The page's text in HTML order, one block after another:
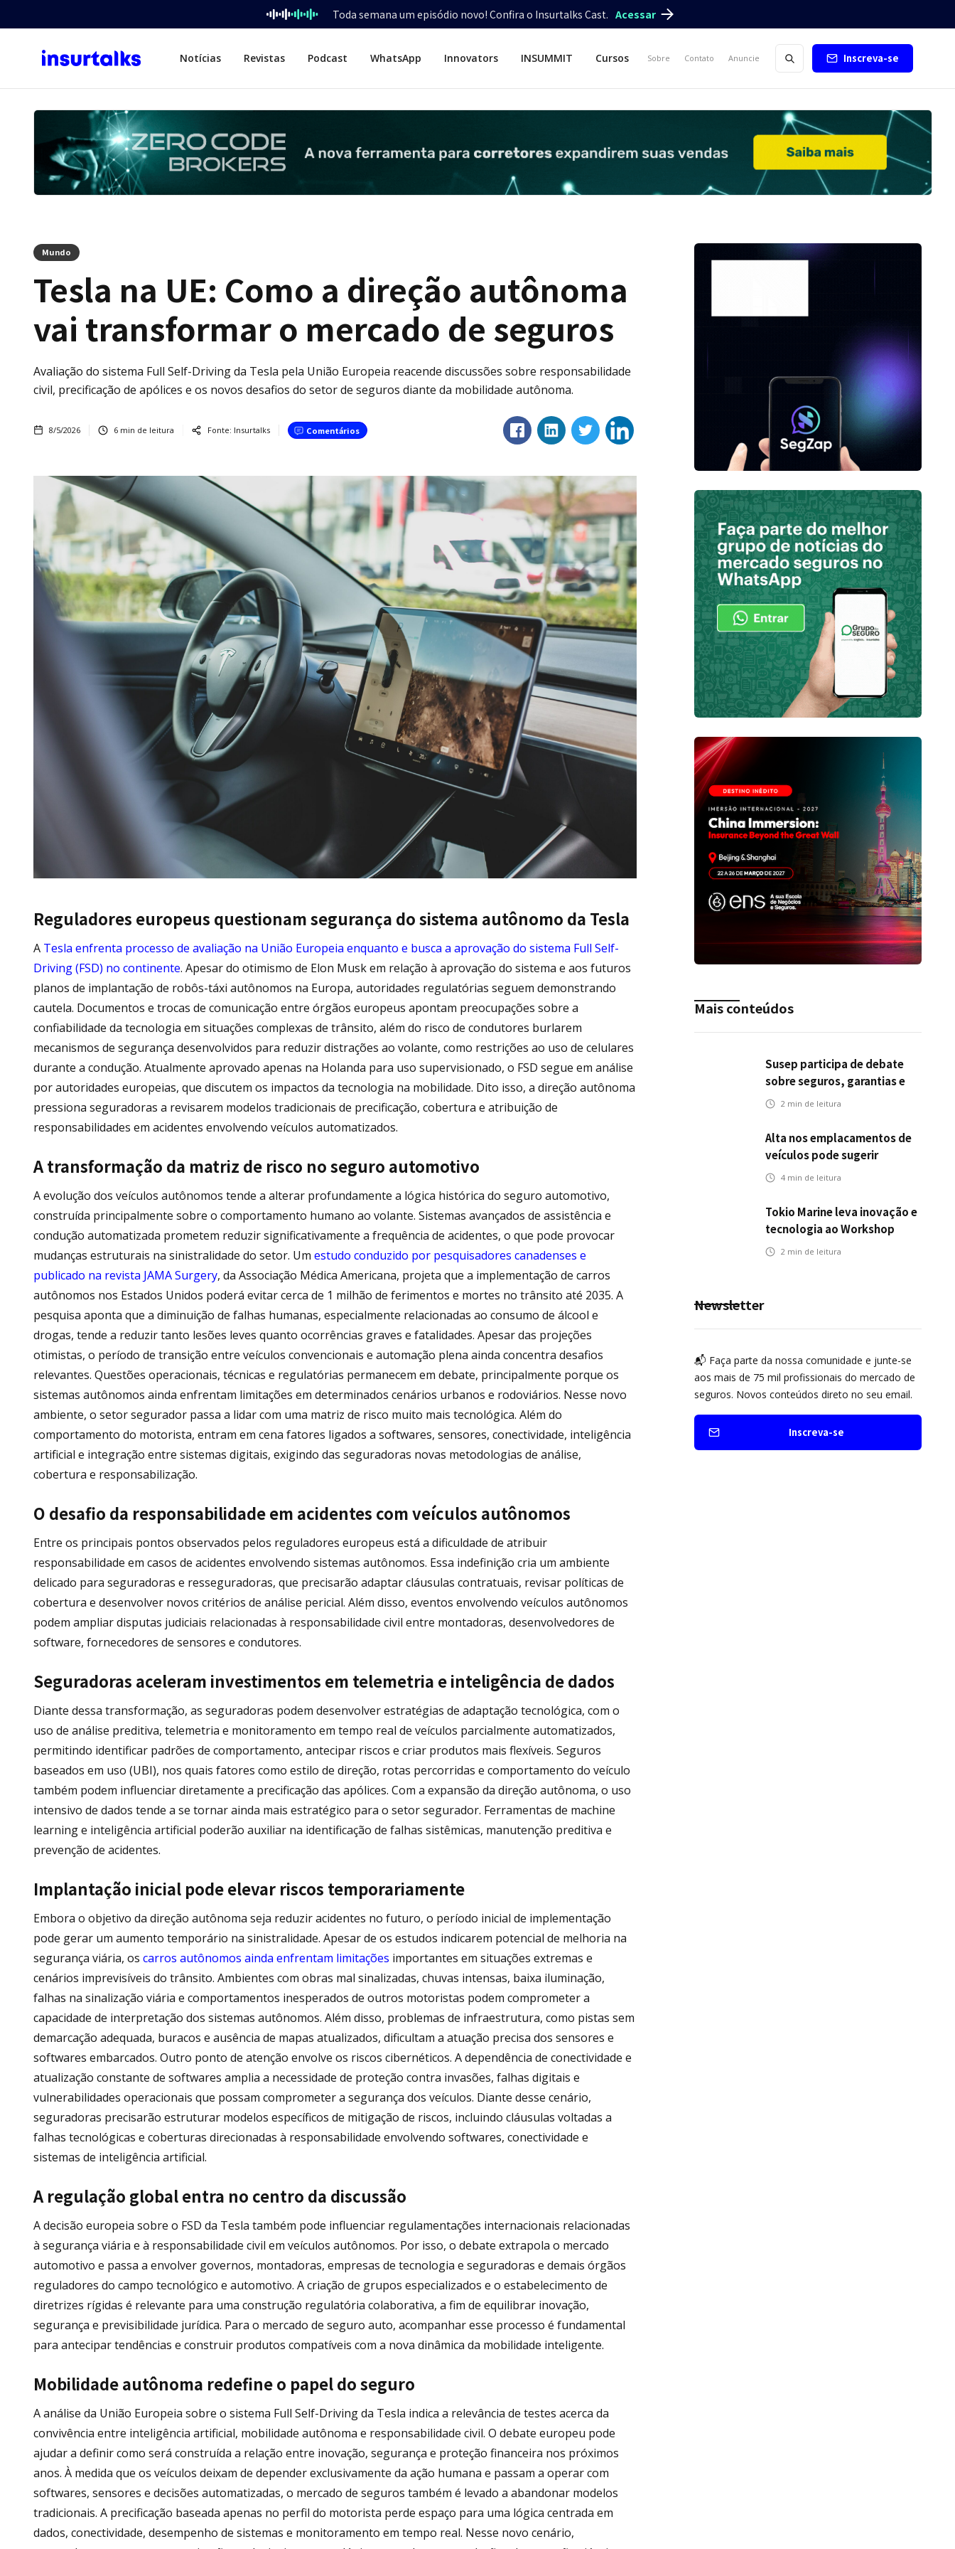
Toda semana um episódio novo! Confira o Insurtalks Cast. Acessar
Notícias Revistas Podcast WhatsApp Innovators INSUMMIT Cursos Sobre Contato Anuncie Inscreva-se
Mundo
Tesla na UE: Como a direção autônoma
vai transformar o mercado de seguros
Avaliação do sistema Full Self-Driving da Tesla pela União Europeia reacende discussões sobre responsabilidade
civil, precificação de apólices e os novos desafios do setor de seguros diante da mobilidade autônoma.
8/5/2026 6 min de leitura Fonte: Insurtalks Comentários
Reguladores europeus questionam segurança do sistema autônomo da Tesla
A Tesla enfrenta processo de avaliação na União Europeia enquanto e busca a aprovação do sistema Full Self-
Driving (FSD) no continente. Apesar do otimismo de Elon Musk em relação à aprovação do sistema e aos futuros
planos de implantação de robôs-táxi autônomos na Europa, autoridades regulatórias seguem demonstrando
cautela. Documentos e trocas de comunicação entre órgãos europeus apontam preocupações sobre a
confiabilidade da tecnologia em situações complexas de trânsito, além do risco de condutores burlarem
mecanismos de segurança desenvolvidos para reduzir distrações ao volante, como restrições ao uso de celulares
durante a condução. Atualmente aprovado apenas na Holanda para uso supervisionado, o FSD segue em análise
por autoridades europeias, que discutem os impactos da tecnologia na mobilidade. Dito isso, a direção autônoma
pressiona seguradoras a revisarem modelos tradicionais de precificação, cobertura e atribuição de
responsabilidades em acidentes envolvendo veículos automatizados.
A transformação da matriz de risco no seguro automotivo
A evolução dos veículos autônomos tende a alterar profundamente a lógica histórica do seguro automotivo,
construída principalmente sobre o comportamento humano ao volante. Sistemas avançados de assistência e
condução automatizada prometem reduzir significativamente a frequência de acidentes, o que pode provocar
mudanças estruturais na sinistralidade do setor. Um estudo conduzido por pesquisadores canadenses e
publicado na revista JAMA Surgery, da Associação Médica Americana, projeta que a implementação de carros
autônomos nos Estados Unidos poderá evitar cerca de 1 milhão de ferimentos e mortes no trânsito até 2035. A
pesquisa aponta que a diminuição de falhas humanas, especialmente relacionadas ao consumo de álcool e
drogas, tende a reduzir tanto lesões leves quanto ocorrências graves e fatalidades. Apesar das projeções
otimistas, o período de transição entre veículos convencionais e automação plena ainda concentra desafios
relevantes. Questões operacionais, técnicas e regulatórias permanecem em debate, principalmente porque os
sistemas autônomos ainda enfrentam limitações em determinados cenários urbanos e rodoviários. Nesse novo
ambiente, o setor segurador passa a lidar com uma matriz de risco muito mais tecnológica. Além do
comportamento do motorista, entram em cena fatores ligados a softwares, sensores, conectividade, inteligência
artificial e integração entre sistemas digitais, exigindo das seguradoras novas metodologias de análise,
cobertura e responsabilização.
O desafio da responsabilidade em acidentes com veículos autônomos
Entre os principais pontos observados pelos reguladores europeus está a dificuldade de atribuir
responsabilidade em casos de acidentes envolvendo sistemas autônomos. Essa indefinição cria um ambiente
delicado para seguradoras e resseguradoras, que precisarão adaptar cláusulas contratuais, revisar políticas de
cobertura e desenvolver novos critérios de análise pericial. Além disso, eventos envolvendo veículos autônomos
podem ampliar disputas judiciais relacionadas à responsabilidade civil entre montadoras, desenvolvedores de
software, fornecedores de sensores e condutores.
Seguradoras aceleram investimentos em telemetria e inteligência de dados
Diante dessa transformação, as seguradoras podem desenvolver estratégias de adaptação tecnológica, com o
uso de análise preditiva, telemetria e monitoramento em tempo real de veículos parcialmente automatizados,
permitindo identificar padrões de comportamento, antecipar riscos e criar produtos mais flexíveis. Seguros
baseados em uso (UBI), nos quais fatores como estilo de direção, rotas percorridas e comportamento do veículo
também podem influenciar diretamente a precificação das apólices. Com a expansão da direção autônoma, o uso
intensivo de dados tende a se tornar ainda mais estratégico para o setor segurador. Ferramentas de machine
learning e inteligência artificial poderão auxiliar na identificação de falhas sistêmicas, manutenção preditiva e
prevenção de acidentes.
Implantação inicial pode elevar riscos temporariamente
Embora o objetivo da direção autônoma seja reduzir acidentes no futuro, o período inicial de implementação
pode gerar um aumento temporário na sinistralidade. Apesar de os estudos indicarem potencial de melhoria na
segurança viária, os carros autônomos ainda enfrentam limitações importantes em situações extremas e
cenários imprevisíveis do trânsito. Ambientes com obras mal sinalizadas, chuvas intensas, baixa iluminação,
falhas na sinalização viária e comportamentos inesperados de outros motoristas podem comprometer a
capacidade de interpretação dos sistemas autônomos. Além disso, problemas de infraestrutura, como pistas sem
demarcação adequada, buracos e ausência de mapas atualizados, dificultam a atuação precisa dos sensores e
softwares embarcados. Outro ponto de atenção envolve os riscos cibernéticos. A dependência de conectividade e
atualização constante de softwares amplia a necessidade de proteção contra invasões, falhas digitais e
vulnerabilidades operacionais que possam comprometer a segurança dos veículos. Diante desse cenário,
seguradoras precisarão estruturar modelos específicos de mitigação de riscos, incluindo cláusulas voltadas a
falhas tecnológicas e coberturas direcionadas à responsabilidade envolvendo softwares, conectividade e
sistemas de inteligência artificial.
A regulação global entra no centro da discussão
A decisão europeia sobre o FSD da Tesla também pode influenciar regulamentações internacionais relacionadas
à segurança viária e à responsabilidade civil em veículos autônomos. Por isso, o debate extrapola o mercado
automotivo e passa a envolver governos, montadoras, empresas de tecnologia e seguradoras e demais órgãos
reguladores do campo tecnológico e automotivo. A criação de grupos especializados e o estabelecimento de
diretrizes rígidas é relevante para uma construção regulatória colaborativa, a fim de equilibrar inovação,
segurança e previsibilidade jurídica. Para o mercado de seguro auto, acompanhar esse processo é fundamental
para antecipar tendências e construir produtos compatíveis com a nova dinâmica da mobilidade inteligente.
Mobilidade autônoma redefine o papel do seguro
A análise da União Europeia sobre o sistema Full Self-Driving da Tesla indica a relevância de testes acerca da
convivência entre inteligência artificial, mobilidade autônoma e responsabilidade civil. O debate europeu pode
ajudar a definir como será construída a relação entre inovação, segurança e proteção financeira nos próximos
anos. À medida que os veículos deixam de depender exclusivamente da ação humana e passam a operar com
softwares, sensores e decisões automatizadas, o mercado de seguros também é levado a abandonar modelos
tradicionais. A precificação baseada apenas no perfil do motorista perde espaço para uma lógica centrada em
dados, conectividade, desempenho de sistemas e monitoramento em tempo real. Nesse novo cenário,
Mais conteúdos
Susep participa de debate
sobre seguros, garantias e
riscos em infraestrutura de
2 min de leitura
Alta nos emplacamentos de
veículos pode sugerir
oportunidades para o seguro
4 min de leitura
Tokio Marine leva inovação e
tecnologia ao Workshop
Integrativo da Poli-USP
2 min de leitura
Newsletter
📬 Faça parte da nossa comunidade e junte-se
aos mais de 75 mil profissionais do mercado de
seguros. Novos conteúdos direto no seu email.
Inscreva-se